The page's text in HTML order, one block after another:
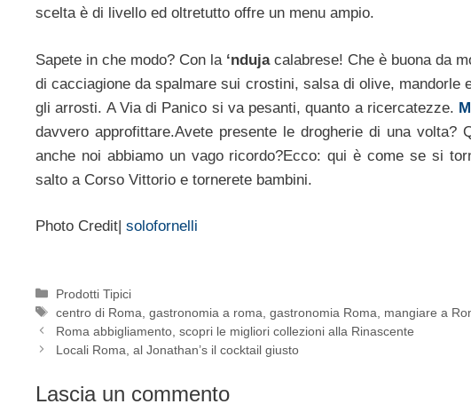
scelta è di livello ed oltretutto offre un menu ampio.
Sapete in che modo? Con la ‘ndujacalabrese! Che è buona da
di cacciagione da spalmare sui crostini, salsa di olive, mandorle
gli arrosti. A Via di Panico si va pesanti, quanto a ricercatezze.
davvero approfittare.Avete presente le drogherie di una
anche noi abbiamo un vago ricordo?Ecco: qui è come se si
salto a Corso Vittorio e tornerete bambini.
Photo Credit| solofornelli
Categorie
Prodotti Tipici
Tag
centro di Roma ,gastronomia a roma ,gastronomia Roma mangiare a
Roma abbigliamento, scopri le migliori collezioni alla Rinascente
Locali Roma, al Jonathan’s il cocktail giusto
Lascia un commento